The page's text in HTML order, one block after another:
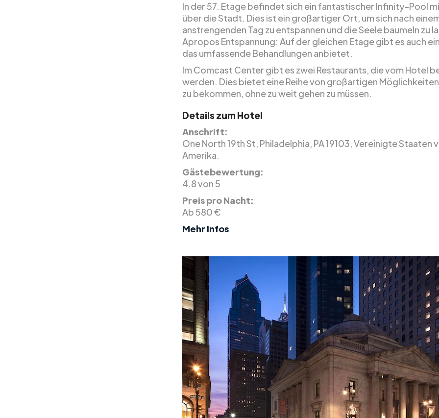
In der 57. Etage befindet sich ein fantastischer Infinity-Pool
über die Stadt. Dies ist ein großartiger Ort, um sich nach
anstrengenden Tag zu entspannen und die Seele baumeln zu
Apropos Entspannung: Auf der gleichen Etage gibt es auch
das umfassende Behandlungen anbietet.
Im Comcast Center gibt es zwei Restaurants, die vom Hotel
werden. Dies bietet eine Reihe von großartigen
zu bekommen, ohne zu weit gehen zu müssen.
Details zum Hotel
Anschrift:
One North 19th St, Philadelphia, PA 19103, Vereinigte Staaten
Amerika.
Gästebewertung:
4.8 von 5
Preis pro Nacht:
Ab 580 €
Mehr Infos